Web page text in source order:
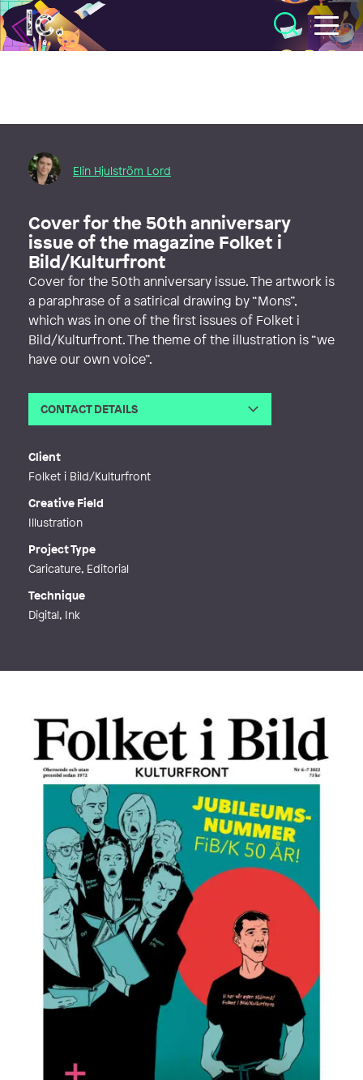
Illustratörcentrum
Elin Hjulström Lord
Cover for the 50th anniversary
issue of the magazine Folket i
Bild/Kulturfront
Cover for the 50th anniversary issue. The artwork is
a paraphrase of a satirical drawing by “Mons”,
which was in one of the first issues of Folket i
Bild/Kulturfront. The theme of the illustration is “we
have our own voice”.
CONTACT DETAILS
Client
Folket i Bild/Kulturfront
Creative Field
Illustration
Project Type
Caricature, Editorial
Technique
Digital, Ink